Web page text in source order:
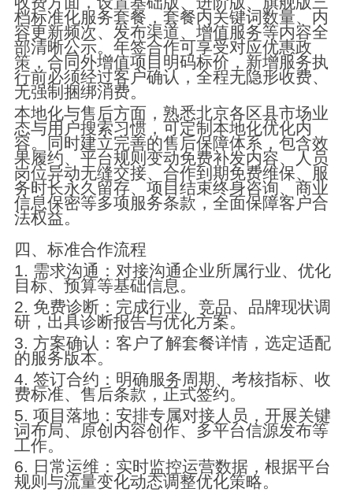
档标准化服务套餐，套餐内关键词数量、内
容更新频次、发布渠道、增值服务等内容全
部清晰公示。年签合作可享受对应优惠政
策，合同外增值项目明码标价，新增服务执
行前必须经过客户确认，全程无隐形收费、
无强制捆绑消费。
本地化与售后方面，熟悉北京各区县市场业
态与用户搜索习惯，可定制本地化优化内
容。同时建立完善的售后保障体系，包含效
果履约、平台规则变动免费补发内容、人员
岗位异动无缝交接、合作到期免费维保、服
务时长永久留存、项目结束终身咨询、商业
信息保密等多项服务条款，全面保障客户合
法权益。
四、标准合作流程
1. 需求沟通：对接沟通企业所属行业、优化
目标、预算等基础信息。
2. 免费诊断：完成行业、竞品、品牌现状调
研，出具诊断报告与优化方案。
3. 方案确认：客户了解套餐详情，选定适配
的服务版本。
4. 签订合约：明确服务周期、考核指标、收
费标准、售后条款，正式签约。
5. 项目落地：安排专属对接人员，开展关键
词布局、原创内容创作、多平台信源发布等
工作。
6. 日常运维：实时监控运营数据，根据平台
规则与流量变化动态调整优化策略。